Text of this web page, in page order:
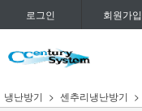
로그인 회원가입
냉난방기 센추리냉난방기